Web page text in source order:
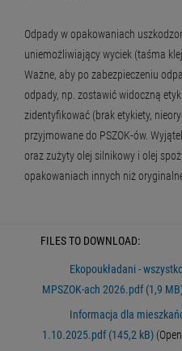
Odpady w opakowaniach
uniemożliwiający wyciek (taśma
Ważne, aby po zabezpieczeniu
odpady, np. zostawić widoczną
zidentyfikować (brak etykiety,
przyjmowane do PSZOK-ów.
oraz zużyty olej silnikowy i olej
opakowaniach innych niż
FILES TO DOWNLOAD:
Ekopoukładani -
MPSZOK-ach 2026.pdf (1,9
Informacja dla
1.10.2025.pdf (145,2 kB)